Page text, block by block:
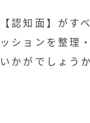
【認知面】が
ッションを整理
いかがでしょうか